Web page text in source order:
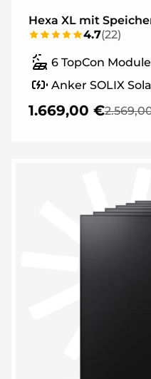
Hexa XL mit
4.7(22)
6 TopCon
Anker SOLIX
1.669,00 €